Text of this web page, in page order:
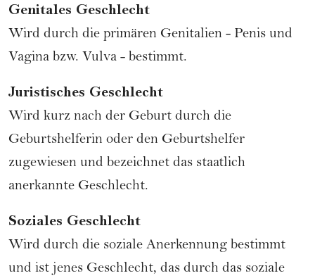
Genitales Geschlecht
Wird durch die primären Genitalien - Penis und
Vagina bzw. Vulva - bestimmt.
Juristisches Geschlecht
Wird kurz nach der Geburt durch die
Geburtshelferin oder den Geburtshelfer
zugewiesen und bezeichnet das staatlich
anerkannte Geschlecht.
Soziales Geschlecht
Wird durch die soziale Anerkennung bestimmt
und ist jenes Geschlecht, das durch das soziale